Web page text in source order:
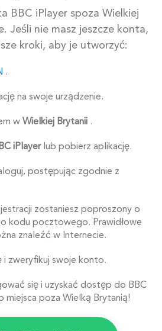
BBC iPlayer spoza Wielkiej
Jeśli nie masz jeszcze konta,
kroki, aby je utworzyć:
.
na swoje urządzenie.
w Wielkiej Brytanii .
iPlayerlub pobierz aplikację.
postępując zgodnie z
zostaniesz poproszony o
kodu pocztowego. Prawidłowe
znaleźć w Internecie.
i zweryfikuj swoje konto.
się i uzyskać dostęp do BBC
miejsca poza Wielką Brytanią!